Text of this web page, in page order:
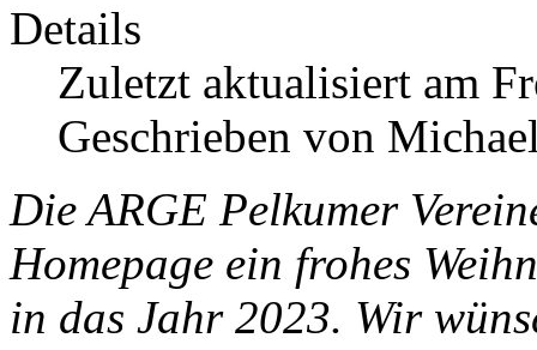
Details
Zuletzt aktualisiert am
Geschrieben von
Die ARGE Pelkumer
Homepage ein frohes
in das Jahr 2023. Wir